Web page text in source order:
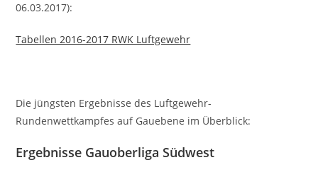
06.03.2017):
Tabellen 2016-2017 RWK Luftgewehr
Die jüngsten Ergebnisse des Luftgewehr-
Rundenwettkampfes auf Gauebene im Überblick:
Ergebnisse Gauoberliga Südwest